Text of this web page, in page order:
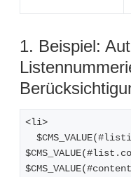
1. Beispiel:
<li>